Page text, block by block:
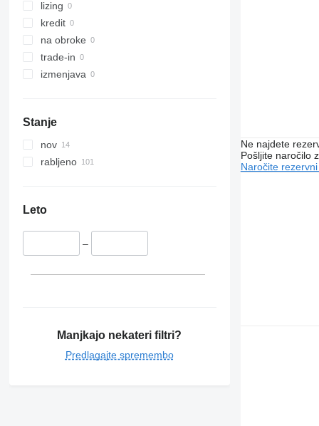
lizing
kredit
na obroke
trade-in
izmenjava
Stanje
nov
rabljeno
Leto
–
Manjkajo nekateri filtri?
Predlagajte spremembo
Ne najdete
Pošljite naročilo
Naročite